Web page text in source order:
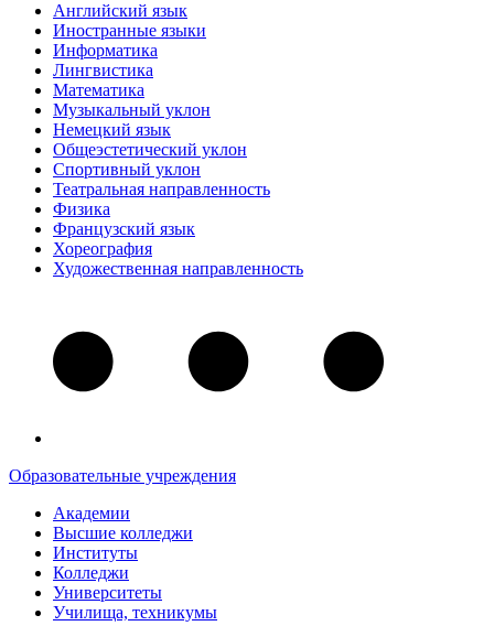
Английский язык
Иностранные языки
Информатика
Лингвистика
Математика
Музыкальный уклон
Немецкий язык
Общеэстетический уклон
Спортивный уклон
Театральная направленность
Физика
Французский язык
Хореография
Художественная направленность
Образовательные учреждения
Академии
Высшие колледжи
Институты
Колледжи
Университеты
Училища, техникумы